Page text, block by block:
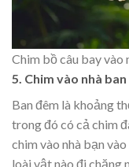
Chim bồ câu bay vào
5. Chim vào nhà
Ban đêm là khoảng
trong đó có cả chim
chim vào nhà bạn
loài vật nào đi chăng